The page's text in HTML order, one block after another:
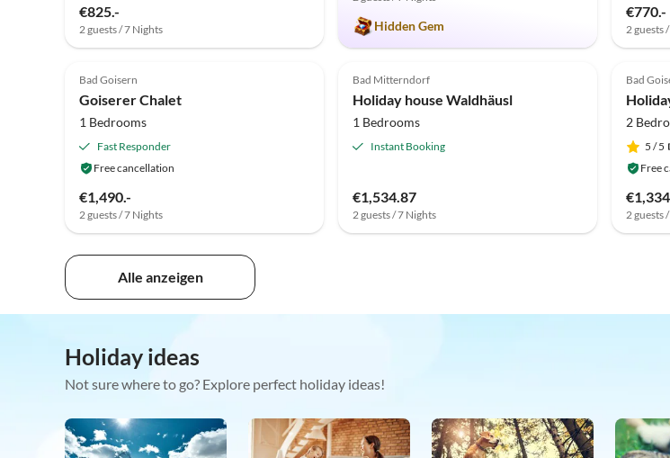
€825.-
2 guests / 7 Nights Hidden Gem
€770.-
2 guests
Top-Listing
Bad Goisern
Goiserer Chalet
1 Bedrooms
Fast Responder
Free cancellation
€1,490.-
2 guests / 7 Nights
Bad Mitterndorf
Holiday house Waldhäusl
1 Bedrooms
Instant Booking
€1,534.87
2 guests / 7 Nights
Bad
2
5 / 5
Free
2 guests
Alle anzeigen
Holiday ideas
Not sure where to go? Explore perfect holiday ideas!